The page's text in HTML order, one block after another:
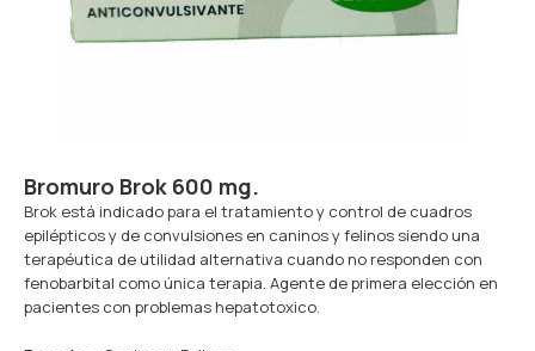
Bromuro Brok 600 mg.
Brok está indicado para el tratamiento y control de cuadros
epilépticos y de convulsiones en caninos y felinos siendo una
terapéutica de utilidad alternativa cuando no responden con
fenobarbital como única terapia. Agente de primera elección en
pacientes con problemas hepatotoxico.